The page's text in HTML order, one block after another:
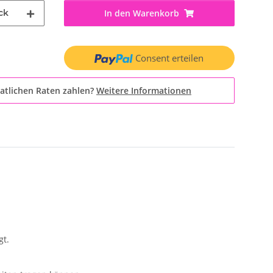
In den Warenkorb
Consent erteilen
Raten zahlen? Weitere Informationen